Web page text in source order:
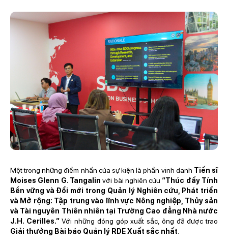
Một trong những điểm nhấn của sự kiện là phần vinh danh Tiến sĩ
Moises Glenn G. Tangalin với bài nghiên cứu “Thúc đẩy Tính
Bền vững và Đổi mới trong Quản lý Nghiên cứu, Phát triển
và Mở rộng: Tập trung vào lĩnh vực Nông nghiệp, Thủy sản
và Tài nguyên Thiên nhiên tại Trường Cao đẳng Nhà nước
J.H. Cerilles.”Với những đóng góp xuất sắc, ông đã được trao
Giải thưởng Bài báo Quản lý RDE Xuất sắc nhất